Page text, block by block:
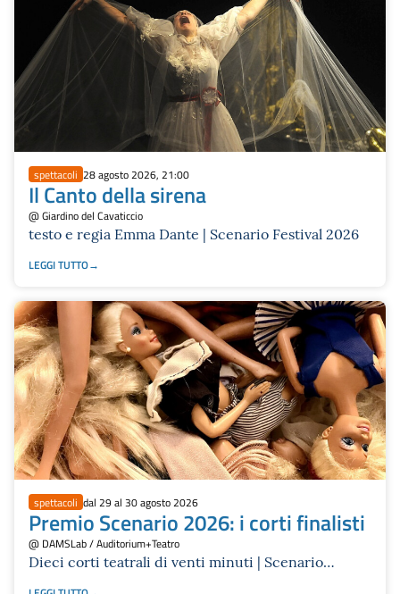
spettacoli 28 agosto 2026, 21:00
Il Canto della sirena
@ Giardino del Cavaticcio
testo e regia Emma Dante | Scenario Festival 2026
LEGGI TUTTO
spettacoli dal 29 al 30 agosto 2026
Premio Scenario 2026: i corti finalisti
@ DAMSLab / Auditorium+Teatro
Dieci corti teatrali di venti minuti | Scenario